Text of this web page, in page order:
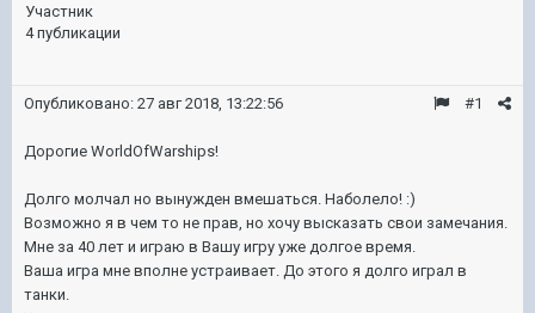
Участник
4 публикации
#1
Опубликовано: 27 авг 2018, 13:22:56
Дорогие WorldOfWarships!
Долго молчал но вынужден вмешаться. Наболело! :)
Возможно я в чем то не прав, но хочу высказать свои замечания.
Мне за 40 лет и играю в Вашу игру уже долгое время.
Ваша игра мне вполне устраивает. До этого я долго играл в
танки.